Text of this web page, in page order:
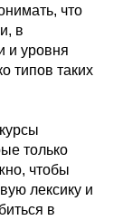
что
в
и уровня
типов таких
только
чтобы
лексику и
в